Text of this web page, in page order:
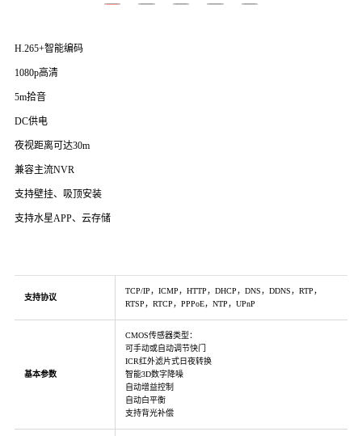
H.265+智能编码
1080p高清
5m拾音
DC供电
夜视距离可达30m
兼容主流NVR
支持壁挂、吸顶安装
支持水星APP、云存储
支持协议
TCP/IP，ICMP，HTTP，DHCP，DNS，DDNS，RTP，
RTSP，RTCP，PPPoE，NTP，UPnP
基本参数
CMOS传感器类型：
可手动或自动调节快门
ICR红外滤片式日夜转换
智能3D数字降噪
自动增益控制
自动白平衡
支持背光补偿